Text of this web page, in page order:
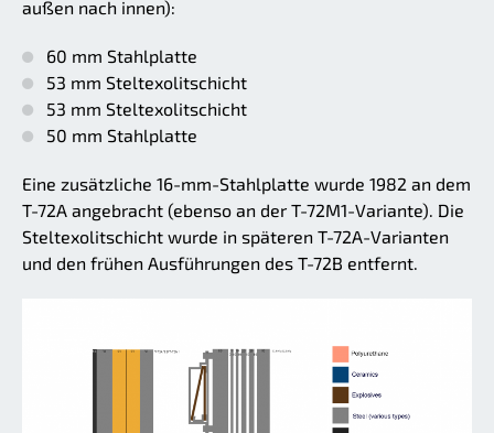
außen nach innen):
60 mm Stahlplatte
53 mm Steltexolitschicht
53 mm Steltexolitschicht
50 mm Stahlplatte
Eine zusätzliche 16-mm-Stahlplatte wurde 1982 an dem
T-72A angebracht (ebenso an der T-72M1-Variante). Die
Steltexolitschicht wurde in späteren T-72A-Varianten
und den frühen Ausführungen des T-72B entfernt.